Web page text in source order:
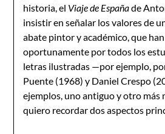
historia, el Viaje de Españade
insistir en señalar los valores de
abate pintor y académico, que
oportunamente por todos los
letras ilustradas —por ejemplo,
Puente (1968) y Daniel Crespo
ejemplos, uno antiguo y otro
quiero recordar dos aspectos